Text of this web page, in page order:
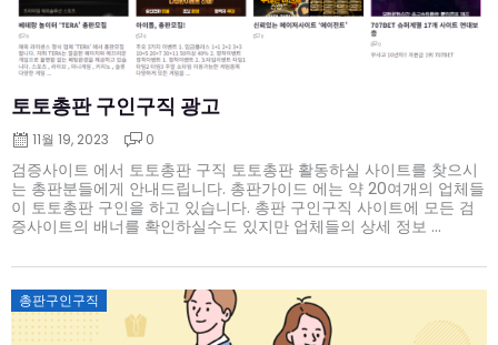
토토총판 구인구직 광고
11월 19, 2023 0
검증사이트 에서 토토총판 구직 토토총판 활동하실 사이트를 찾으시
는 총판분들에게 안내드립니다. 총판가이드 에는 약 20여개의 업체들
이 토토총판 구인을 하고 있습니다. 총판 구인구직 사이트에 모든 검
증사이트의 배너를 확인하실수도 있지만 업체들의 상세 정보 ...
총판구인구직
Posted
on